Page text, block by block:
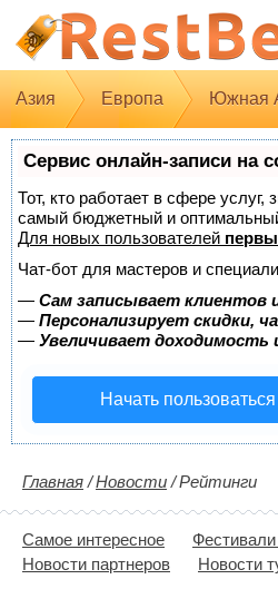
Азия Европа Южная
Сервис онлайн-записи на
Тот, кто работает в сфере
самый бюджетный и
Для новых пользователей
Чат-бот для мастеров и
— Сам записывает клиентов
— Персонализирует скидки,
— Увеличивает
Начать
Главная /Новости /Рейтинги
Самое интересное
Новости партнеров
Новости